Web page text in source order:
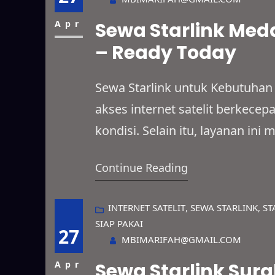
Apr
Sewa Starlink
– Ready Today
Sewa Starlink untuk
akses internet satelit
kondisi. Selain itu, layanan ini
jangkauannya mencakup area
Continue Reading
27
Apr
INTERNET SATELIT, SEWA STARLINK,
SIAP PAKAI
MBIMARIFAH@GMAIL.COM